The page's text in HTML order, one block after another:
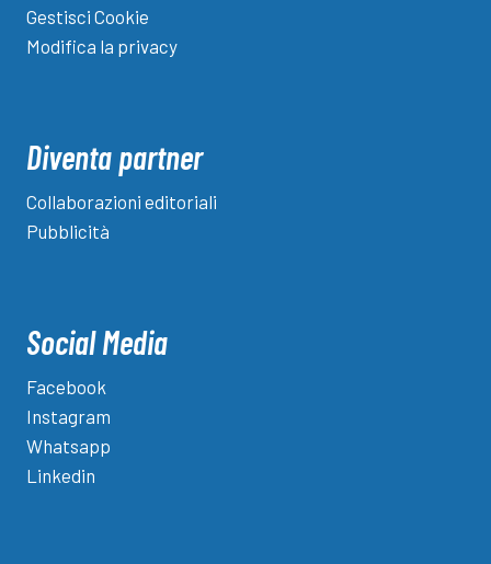
Gestisci Cookie
Modifica la privacy
Diventa partner
Collaborazioni editoriali
Pubblicità
Social Media
Facebook
Instagram
Whatsapp
Linkedin